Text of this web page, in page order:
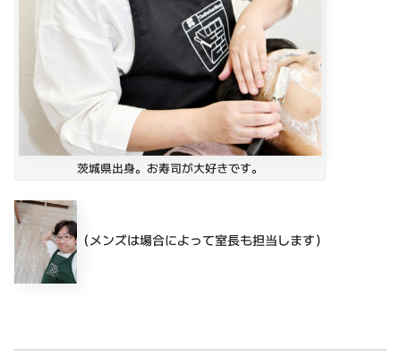
茨城県出身。お寿司が大好きです。
（メンズは場合によって室長も担当します）